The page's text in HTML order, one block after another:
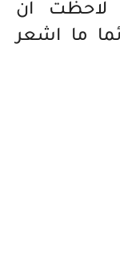
لاحظت ان
ما اشعر